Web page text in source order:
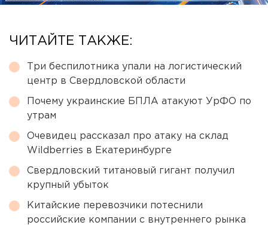
ЧИТАЙТЕ ТАКЖЕ:
Три беспилотника упали на логистический
центр в Свердловской области
Почему украинские БПЛА атакуют УрФО по
утрам
Очевидец рассказал про атаку на склад
Wildberries в Екатеринбурге
Свердловский титановый гигант получил
крупный убыток
Китайские перевозчики потеснили
российские компании с внутреннего рынка